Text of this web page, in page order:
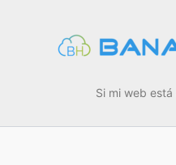
Si mi web